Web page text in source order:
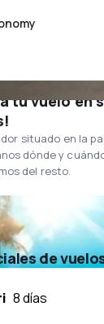
tu vuelo en
situado en la
dónde y
del resto.
de
8 días